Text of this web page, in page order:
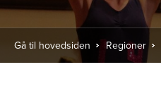
Gå til hovedsiden Regioner